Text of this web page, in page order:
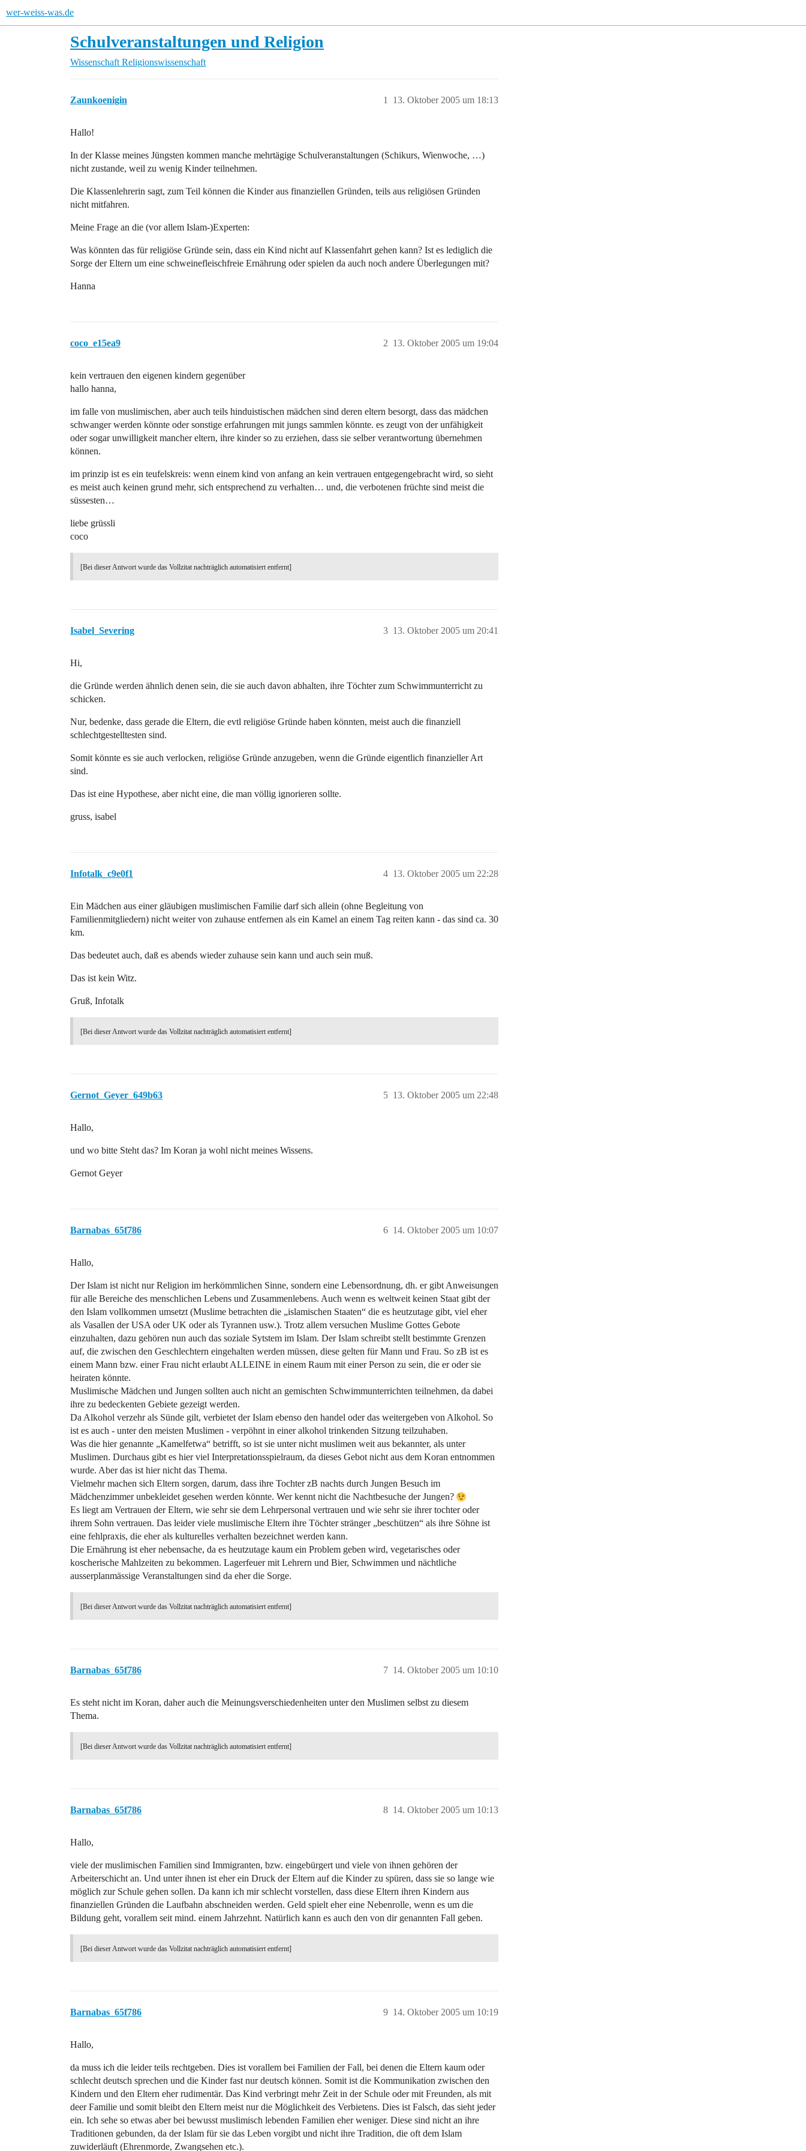
wer-weiss-was.de
Schulveranstaltungen und Religion
Wissenschaft Religionswissenschaft
Zaunkoenigin 13. Oktober 2005 um 18:13
1
Hallo!
In der Klasse meines Jüngsten kommen manche mehrtägige Schulveranstaltungen (Schikurs, Wienwoche, …)
nicht zustande, weil zu wenig Kinder teilnehmen.
Die Klassenlehrerin sagt, zum Teil können die Kinder aus finanziellen Gründen, teils aus religiösen Gründen
nicht mitfahren.
Meine Frage an die (vor allem Islam-)Experten:
Was könnten das für religiöse Gründe sein, dass ein Kind nicht auf Klassenfahrt gehen kann? Ist es lediglich die
Sorge der Eltern um eine schweinefleischfreie Ernährung oder spielen da auch noch andere Überlegungen mit?
Hanna
coco_e15ea9 13. Oktober 2005 um 19:04
2
kein vertrauen den eigenen kindern gegenüber
hallo hanna,
im falle von muslimischen, aber auch teils hinduistischen mädchen sind deren eltern besorgt, dass das mädchen
schwanger werden könnte oder sonstige erfahrungen mit jungs sammlen könnte. es zeugt von der unfähigkeit
oder sogar unwilligkeit mancher eltern, ihre kinder so zu erziehen, dass sie selber verantwortung übernehmen
können.
im prinzip ist es ein teufelskreis: wenn einem kind von anfang an kein vertrauen entgegengebracht wird, so sieht
es meist auch keinen grund mehr, sich entsprechend zu verhalten… und, die verbotenen früchte sind meist die
süssesten…
liebe grüssli
coco
[Bei dieser Antwort wurde das Vollzitat nachträglich automatisiert entfernt]
Isabel_Severing 13. Oktober 2005 um 20:41
3
Hi,
die Gründe werden ähnlich denen sein, die sie auch davon abhalten, ihre Töchter zum Schwimmunterricht zu
schicken.
Nur, bedenke, dass gerade die Eltern, die evtl religiöse Gründe haben könnten, meist auch die finanziell
schlechtgestelltesten sind.
Somit könnte es sie auch verlocken, religiöse Gründe anzugeben, wenn die Gründe eigentlich finanzieller Art
sind.
Das ist eine Hypothese, aber nicht eine, die man völlig ignorieren sollte.
gruss, isabel
Infotalk_c9e0f1 13. Oktober 2005 um 22:28
4
Ein Mädchen aus einer gläubigen muslimischen Familie darf sich allein (ohne Begleitung von
Familienmitgliedern) nicht weiter von zuhause entfernen als ein Kamel an einem Tag reiten kann - das sind ca. 30
km.
Das bedeutet auch, daß es abends wieder zuhause sein kann und auch sein muß.
Das ist kein Witz.
Gruß, Infotalk
[Bei dieser Antwort wurde das Vollzitat nachträglich automatisiert entfernt]
Gernot_Geyer_649b63 13. Oktober 2005 um 22:48
5
Hallo,
und wo bitte Steht das? Im Koran ja wohl nicht meines Wissens.
Gernot Geyer
Barnabas_65f786 14. Oktober 2005 um 10:07
6
Hallo,
Der Islam ist nicht nur Religion im herkömmlichen Sinne, sondern eine Lebensordnung, dh. er gibt Anweisungen
für alle Bereiche des menschlichen Lebens und Zusammenlebens. Auch wenn es weltweit keinen Staat gibt der
den Islam vollkommen umsetzt (Muslime betrachten die „islamischen Staaten“ die es heutzutage gibt, viel eher
als Vasallen der USA oder UK oder als Tyrannen usw.). Trotz allem versuchen Muslime Gottes Gebote
einzuhalten, dazu gehören nun auch das soziale Sytstem im Islam. Der Islam schreibt stellt bestimmte Grenzen
auf, die zwischen den Geschlechtern eingehalten werden müssen, diese gelten für Mann und Frau. So zB ist es
einem Mann bzw. einer Frau nicht erlaubt ALLEINE in einem Raum mit einer Person zu sein, die er oder sie
heiraten könnte.
Muslimische Mädchen und Jungen sollten auch nicht an gemischten Schwimmunterrichten teilnehmen, da dabei
ihre zu bedeckenten Gebiete gezeigt werden.
Da Alkohol verzehr als Sünde gilt, verbietet der Islam ebenso den handel oder das weitergeben von Alkohol. So
ist es auch - unter den meisten Muslimen - verpöhnt in einer alkohol trinkenden Sitzung teilzuhaben.
Was die hier genannte „Kamelfetwa“ betrifft, so ist sie unter nicht muslimen weit aus bekannter, als unter
Muslimen. Durchaus gibt es hier viel Interpretationsspielraum, da dieses Gebot nicht aus dem Koran entnommen
wurde. Aber das ist hier nicht das Thema.
Vielmehr machen sich Eltern sorgen, darum, dass ihre Tochter zB nachts durch Jungen Besuch im
Mädchenzimmer unbekleidet gesehen werden könnte. Wer kennt nicht die Nachtbesuche der Jungen?
Es liegt am Vertrauen der Eltern, wie sehr sie dem Lehrpersonal vertrauen und wie sehr sie ihrer tochter oder
ihrem Sohn vertrauen. Das leider viele muslimische Eltern ihre Töchter stränger „beschützen“ als ihre Söhne ist
eine fehlpraxis, die eher als kulturelles verhalten bezeichnet werden kann.
Die Ernährung ist eher nebensache, da es heutzutage kaum ein Problem geben wird, vegetarisches oder
koscherische Mahlzeiten zu bekommen. Lagerfeuer mit Lehrern und Bier, Schwimmen und nächtliche
ausserplanmässige Veranstaltungen sind da eher die Sorge.
[Bei dieser Antwort wurde das Vollzitat nachträglich automatisiert entfernt]
Barnabas_65f786 14. Oktober 2005 um 10:10
7
Es steht nicht im Koran, daher auch die Meinungsverschiedenheiten unter den Muslimen selbst zu diesem
Thema.
[Bei dieser Antwort wurde das Vollzitat nachträglich automatisiert entfernt]
Barnabas_65f786 14. Oktober 2005 um 10:13
8
Hallo,
viele der muslimischen Familien sind Immigranten, bzw. eingebürgert und viele von ihnen gehören der
Arbeiterschicht an. Und unter ihnen ist eher ein Druck der Eltern auf die Kinder zu spüren, dass sie so lange wie
möglich zur Schule gehen sollen. Da kann ich mir schlecht vorstellen, dass diese Eltern ihren Kindern aus
finanziellen Gründen die Laufbahn abschneiden werden. Geld spielt eher eine Nebenrolle, wenn es um die
Bildung geht, vorallem seit mind. einem Jahrzehnt. Natürlich kann es auch den von dir genannten Fall geben.
[Bei dieser Antwort wurde das Vollzitat nachträglich automatisiert entfernt]
Barnabas_65f786 14. Oktober 2005 um 10:19
9
Hallo,
da muss ich die leider teils rechtgeben. Dies ist vorallem bei Familien der Fall, bei denen die Eltern kaum oder
schlecht deutsch sprechen und die Kinder fast nur deutsch können. Somit ist die Kommunikation zwischen den
Kindern und den Eltern eher rudimentär. Das Kind verbringt mehr Zeit in der Schule oder mit Freunden, als mit
deer Familie und somit bleibt den Eltern meist nur die Möglichkeit des Verbietens. Dies ist Falsch, das sieht jeder
ein. Ich sehe so etwas aber bei bewusst muslimisch lebenden Familien eher weniger. Diese sind nicht an ihre
Traditionen gebunden, da der Islam für sie das Leben vorgibt und nicht ihre Tradition, die oft dem Islam
zuwiderläuft (Ehrenmorde, Zwangsehen etc.).